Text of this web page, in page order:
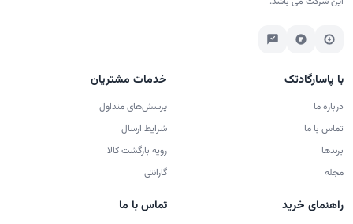
با پاسارگادتک
درباره ما
تماس با ما
برندها
مجله
خدمات مشتریان
پرسش‌های متداول
شرایط ارسال
رویه بازگشت کالا
گارانتی
راهنمای خرید
تماس با ما